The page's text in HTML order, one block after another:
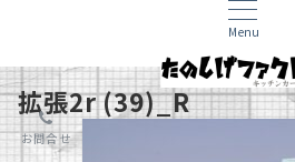
Menu
お問合せ
拡張2r (39)_R